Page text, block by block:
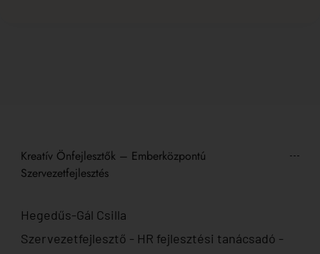
Kreatív Önfejlesztők – Emberközpontú
Szervezetfejlesztés
Hegedűs-Gál Csilla
Szervezetfejlesztő - HR fejlesztési tanácsadó -